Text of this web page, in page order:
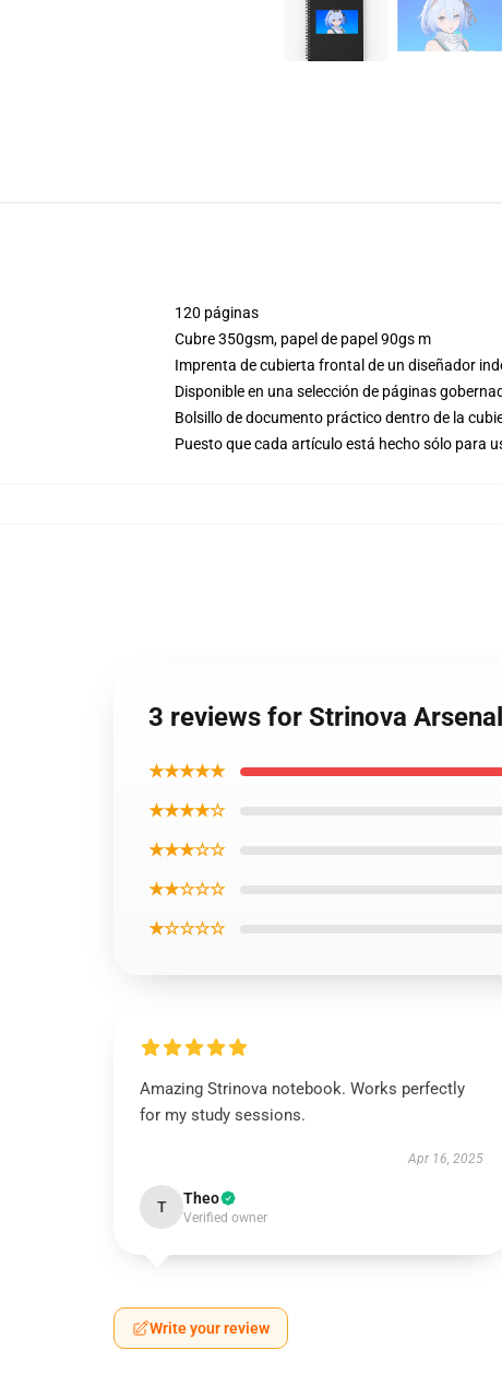
120 páginas
Cubre 350gsm, papel de papel 90gs m
Imprenta de cubierta frontal de un diseñador
Disponible en una selección de páginas
Bolsillo de documento práctico dentro de la
Puesto que cada artículo está hecho sólo para
3 reviews for Strinova
★★★★★
★★★★☆
★★★☆☆
★★☆☆☆
★☆☆☆☆
Amazing Strinova notebook. Works perfectly
for my study sessions.
Apr 16, 2025
T Theo
Verified owner
Write your review